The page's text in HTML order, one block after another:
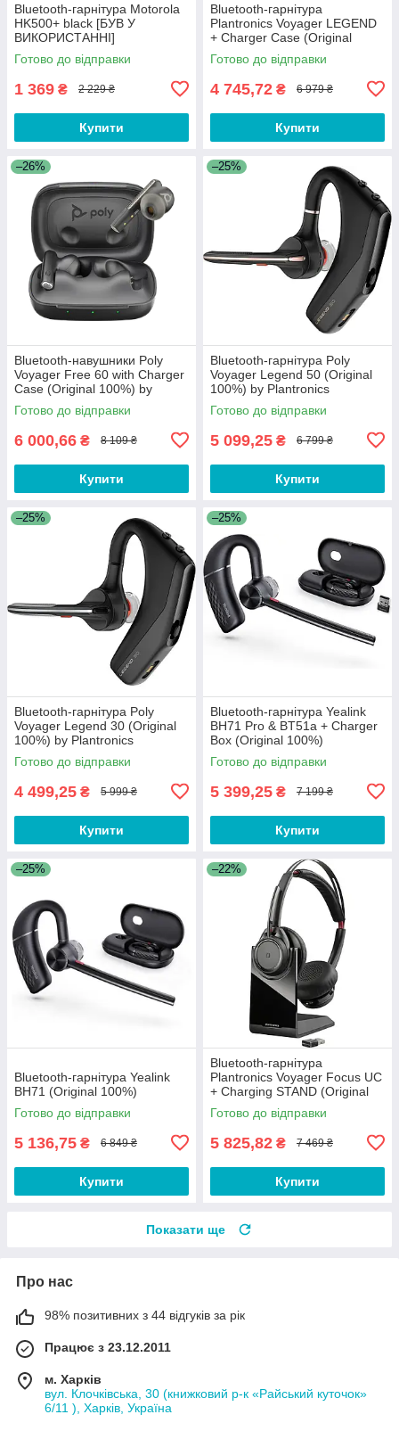
Bluetooth-гарнітура Motorola
HK500+ black [БУВ У
ВИКОРИСТАННІ]
Готово до відправки
1 369 ₴ 2 229 ₴
Купити
Bluetooth-гарнітура
Plantronics Voyager LEGEND
+ Charger Case (Original
100%)
Готово до відправки
4 745,72 ₴ 6 979 ₴
Купити
–26%
Bluetooth-навушники Poly
Voyager Free 60 with Charger
Case (Original 100%) by
Plantronics
Готово до відправки
6 000,66 ₴ 8 109 ₴
Купити
–25%
Bluetooth-гарнітура Poly
Voyager Legend 50 (Original
100%) by Plantronics
Готово до відправки
5 099,25 ₴ 6 799 ₴
Купити
–25%
Bluetooth-гарнітура Poly
Voyager Legend 30 (Original
100%) by Plantronics
Готово до відправки
4 499,25 ₴ 5 999 ₴
Купити
–25%
Bluetooth-гарнітура Yealink
BH71 Pro & BT51a + Charger
Box (Original 100%)
Готово до відправки
5 399,25 ₴ 7 199 ₴
Купити
–25%
Bluetooth-гарнітура Yealink
BH71 (Original 100%)
Готово до відправки
5 136,75 ₴ 6 849 ₴
Купити
–22%
Bluetooth-гарнітура
Plantronics Voyager Focus UC
+ Charging STAND (Original
100%) (B825-M WW)
Готово до відправки
5 825,82 ₴ 7 469 ₴
Купити
Показати ще
Про нас
98% позитивних з 44 відгуків за рік
Працює з 23.12.2011
м. Харків
вул. Клочківська, 30 (книжковий р-к «Райський куточок»
6/11 ), Харків, Україна